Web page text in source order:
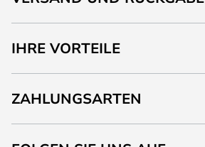
IHRE VORTEILE
ZAHLUNGSARTEN